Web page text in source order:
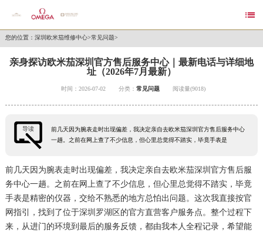

您的位置： 深圳欧米茄维修中心>常见问题>
亲身探访欧米茄深圳官方售后服务中心｜最新电话与详细地
址（2026年7月最新）
时间：2026-07-02 分类： 常见问题 阅读量(9018)
导读
前几天因为腕表走时出现偏差，我决定亲自去欧米茄深圳官方售后服务中心
一趟。之前在网上查了不少信息，但心里总觉得不踏实，毕竟手表是
前几天因为腕表走时出现偏差，我决定亲自去欧米茄深圳官方售后服
务中心一趟。之前在网上查了不少信息，但心里总觉得不踏实，毕竟
手表是精密的仪器，交给不熟悉的地方总怕出问题。这次我直接按官
网指引，找到了位于深圳罗湖区的官方直营客户服务点。整个过程下
来，从进门的环境到最后的服务反馈，都由我本人全程记录，希望能